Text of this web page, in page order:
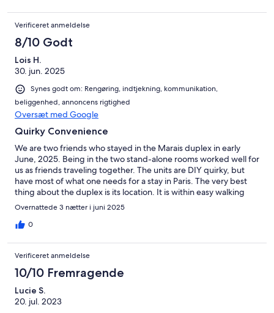
Verificeret anmeldelse
8/10 Godt
Lois H.
30. jun. 2025
Synes godt om: Rengøring, indtjekning, kommunikation,
beliggenhed, annoncens rigtighed
Oversæt med Google
Quirky Convenience
We are two friends who stayed in the Marais duplex in early
June, 2025. Being in the two stand-alone rooms worked well for
us as friends traveling together. The units are DIY quirky, but
have most of what one needs for a stay in Paris. The very best
thing about the duplex is its location. It is within easy walking
distance of many of typical Paris tourism sites. There are plenty
of dining options close by. The beds are fairly comfortable, and
the street noise level is mitigated. One down side is the lack of
separate floor of the building. Check-in was easy, and
communication with the manager was simple. I would stay here
again in the future.
Overnattede 3 nætter i juni 2025
0
Verificeret anmeldelse
10/10 Fremragende
Lucie S.
20. jul. 2023